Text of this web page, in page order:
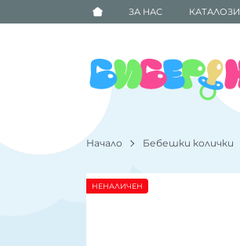
ЗА НАС КАТАЛОЗИ
Начало Бебешки колички
НЕНАЛИЧЕН